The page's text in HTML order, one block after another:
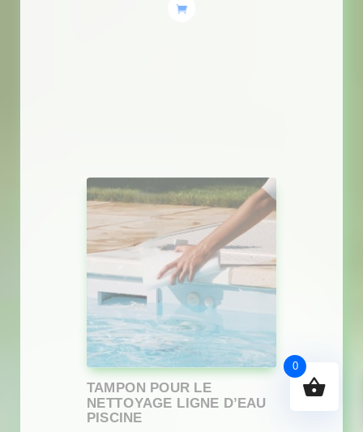
TAMPON POUR LE
NETTOYAGE LIGNE D’EAU
PISCINE
0